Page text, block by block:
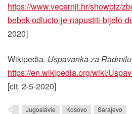
https://www.vecernji.hr/showbiz/
bebek-odlucio-je-napustiti-bijelo-
2020]
Wikipedia. Uspavanka za
https://en.wikipedia.org/wiki/
[cit. 2-5-2020]
Jugoslávie Kosovo Sarajevo